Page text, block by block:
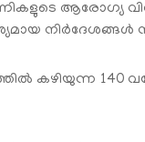
ആരോഗ്യ
നിര്‍ദേശങ്ങള്‍
കഴിയുന്ന